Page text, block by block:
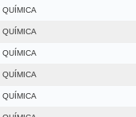
QUÍMICA
QUÍMICA
QUÍMICA
QUÍMICA
QUÍMICA